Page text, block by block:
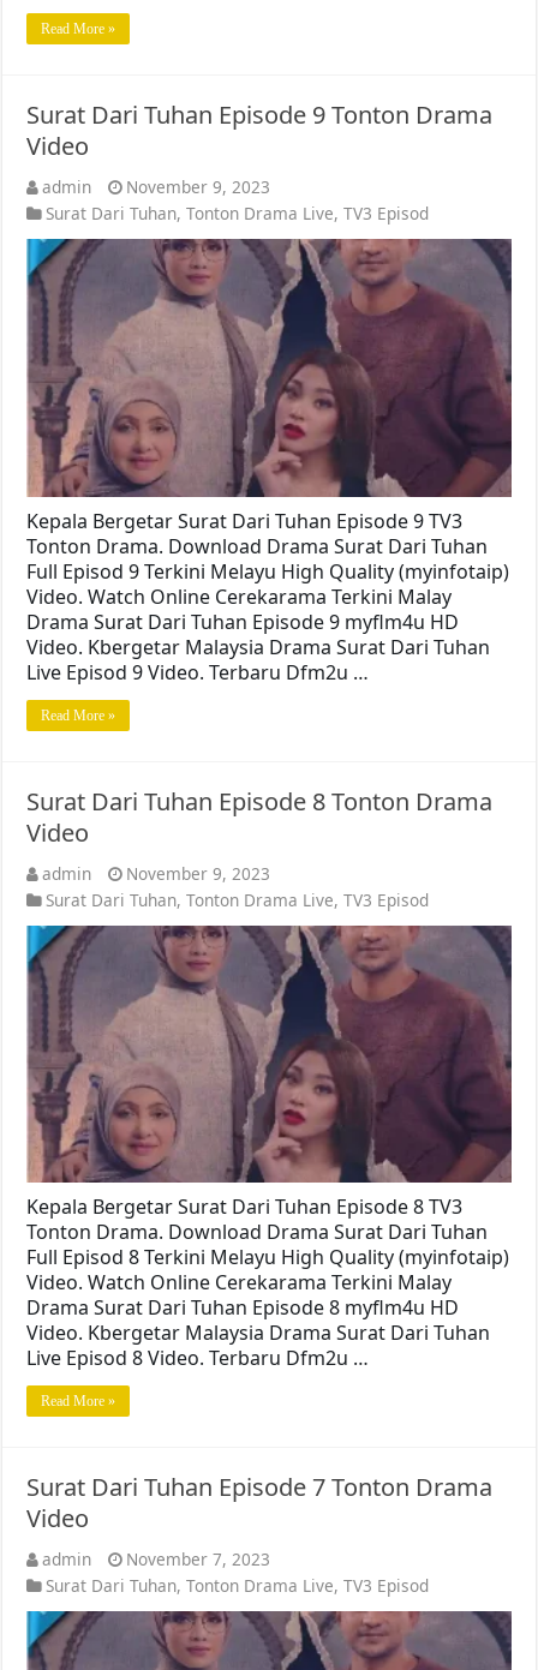
Read More »
Surat Dari Tuhan Episode 9 Tonton Drama
Video
admin
November 9, 2023
Surat Dari Tuhan,Tonton Drama Live,TV3 Episod
Kepala Bergetar Surat Dari Tuhan Episode 9 TV3
Tonton Drama. Download Drama Surat Dari Tuhan
Full Episod 9 Terkini Melayu High Quality (myinfotaip)
Video. Watch Online Cerekarama Terkini Malay
Drama Surat Dari Tuhan Episode 9 myflm4u HD
Video. Kbergetar Malaysia Drama Surat Dari Tuhan
Live Episod 9 Video. Terbaru Dfm2u …
Read More »
Surat Dari Tuhan Episode 8 Tonton Drama
Video
admin
November 9, 2023
Surat Dari Tuhan,Tonton Drama Live,TV3 Episod
Kepala Bergetar Surat Dari Tuhan Episode 8 TV3
Tonton Drama. Download Drama Surat Dari Tuhan
Full Episod 8 Terkini Melayu High Quality (myinfotaip)
Video. Watch Online Cerekarama Terkini Malay
Drama Surat Dari Tuhan Episode 8 myflm4u HD
Video. Kbergetar Malaysia Drama Surat Dari Tuhan
Live Episod 8 Video. Terbaru Dfm2u …
Read More »
Surat Dari Tuhan Episode 7 Tonton Drama
Video
admin
November 7, 2023
Surat Dari Tuhan,Tonton Drama Live,TV3 Episod